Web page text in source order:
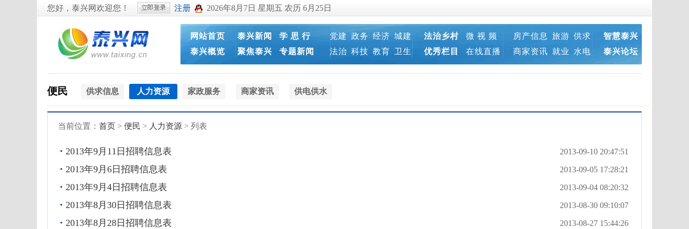
您好，泰兴网欢迎您！ 注册 2026年8月7日 星期五 农历 6月25日
网站首页
泰兴概览
泰兴新闻
学 思 行
聚焦泰兴
专题新闻
党建 政务 经济 城建
法治 科技 教育 卫生
法治乡村
微 视 频
优秀栏目
在线直播
房产信息 旅游 供求
商家资讯 就业 水电
智慧泰兴
泰兴论坛
便民 供求信息 人力资源 家政服务 商家资讯 供电供水
当前位置： 首页 > 便民 > 人力资源 > 列表
2013-09-10 20:47:51
2013年9月11日招聘信息表
2013-09-05 17:28:21
2013年9月6日招聘信息表
2013-09-04 08:20:32
2013年9月4日招聘信息表
2013-08-30 09:10:07
2013年8月30日招聘信息表
2013-08-27 15:44:26
2013年8月28日招聘信息表